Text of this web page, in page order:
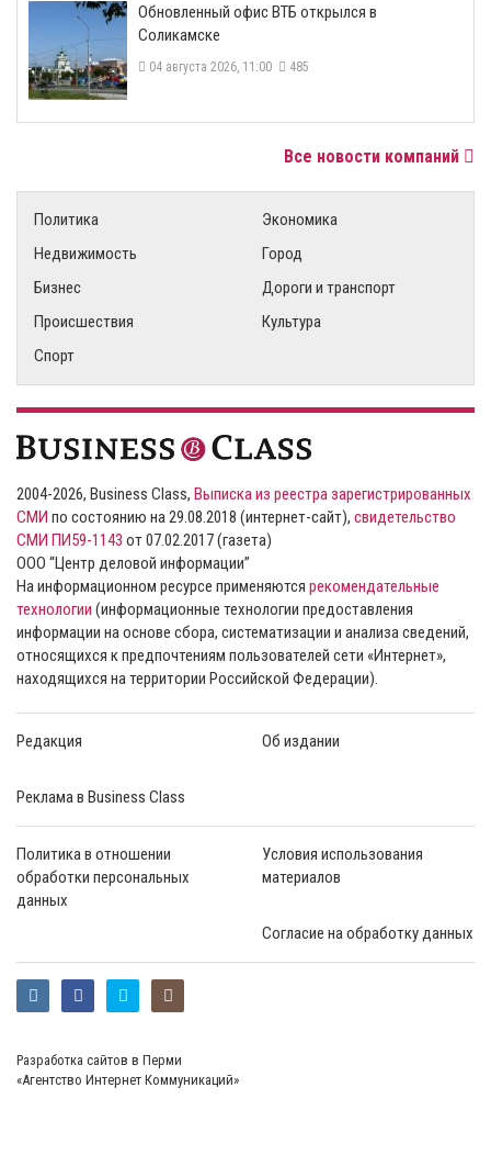
​Обновленный офис ВТБ открылся в
Соликамске
04 августа 2026, 11:00 485
Все новости компаний
Политика
Экономика
Недвижимость
Город
Бизнес
Дороги и транспорт
Происшествия
Культура
Спорт
2004-2026, Business Class, Выписка из реестра зарегистрированных
СМИ по состоянию на 29.08.2018 (интернет-сайт), свидетельство
СМИ ПИ59-1143 от 07.02.2017 (газета)
ООО “Центр деловой информации”
На информационном ресурсе применяются рекомендательные
технологии (информационные технологии предоставления
информации на основе сбора, систематизации и анализа сведений,
относящихся к предпочтениям пользователей сети «Интернет»,
находящихся на территории Российской Федерации).
Редакция Об издании
Реклама в Business Class
Политика в отношении
обработки персональных
данных
Условия использования
материалов
Согласие на обработку данных
Разработка сайтов в Перми
«Агентство Интернет Коммуникаций»